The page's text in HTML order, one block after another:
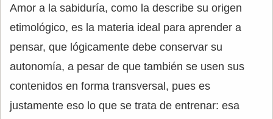
Amor a la sabiduría, como la describe su origen
etimológico, es la materia ideal para aprender a
pensar, que lógicamente debe conservar su
autonomía, a pesar de que también se usen sus
contenidos en forma transversal, pues es
justamente eso lo que se trata de entrenar: esa